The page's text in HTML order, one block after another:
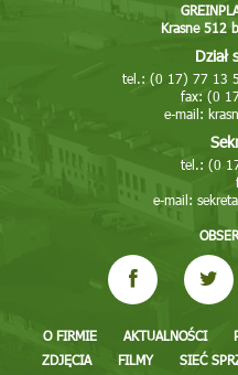
Krasne 512
Dział
tel.: (0 17) 77 13
fax: (0
e-mail:
tel.: (0
e-mail:
O FIRMIE AKTUALNOŚCI
ZDJĘCIA
FILMY SIEĆ